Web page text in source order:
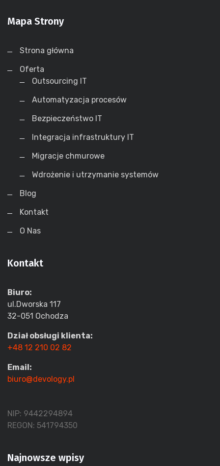
Mapa Strony
Strona główna
Oferta
Outsourcing IT
Automatyzacja procesów
Bezpieczeństwo IT
Integracja infrastruktury IT
Migracje chmurowe
Wdrożenie i utrzymanie systemów
Blog
Kontakt
O Nas
Kontakt
Biuro:
ul.Dworska 117
32-051 Ochodza
Dział obsługi klienta:
+48 12 210 02 82
Email:
biuro@devology.pl
NIP: 9442294894
REGON: 541794350
Najnowsze wpisy